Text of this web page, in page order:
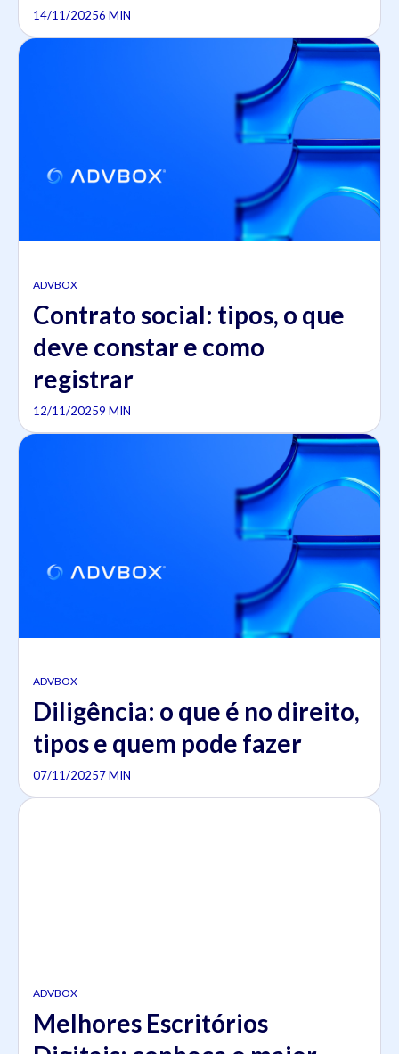
14/11/20256 MIN
ADVBOX
Contrato social: tipos, o que
deve constar e como
registrar
12/11/20259 MIN
ADVBOX
Diligência: o que é no direito,
tipos e quem pode fazer
07/11/20257 MIN
ADVBOX
Melhores Escritórios